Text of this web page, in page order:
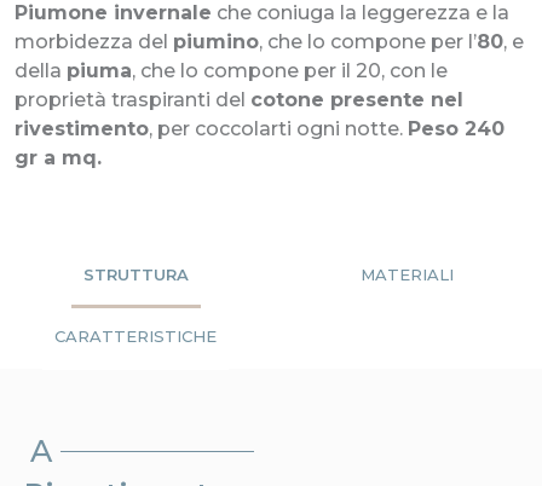
Piumone invernale che coniuga la leggerezza e la
morbidezza del piumino, che lo compone per l’80, e
della piuma, che lo compone per il 20, con le
proprietà traspiranti del cotone presente nel
rivestimento, per coccolarti ogni notte. Peso 240
gr a mq.
STRUTTURA MATERIALI
CARATTERISTICHE
A